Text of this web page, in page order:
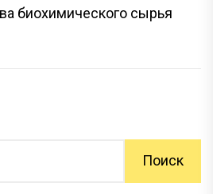
биохимического сырья
Поиск